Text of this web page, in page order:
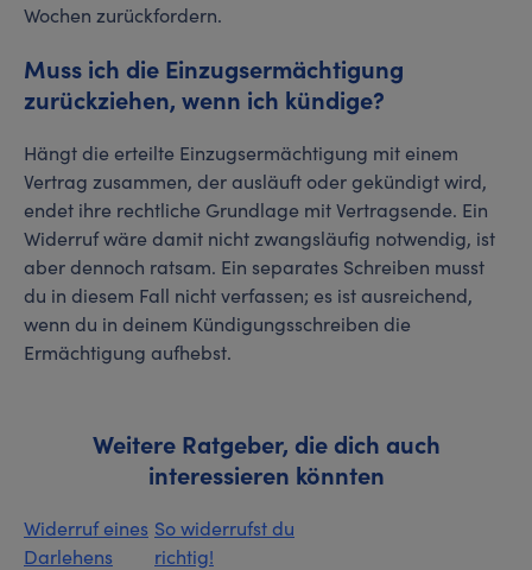
Wochen zurückfordern.
Muss ich die Einzugsermächtigung
zurückziehen, wenn ich kündige?
Hängt die erteilte Einzugsermächtigung mit einem
Vertrag zusammen, der ausläuft oder gekündigt wird,
endet ihre rechtliche Grundlage mit Vertragsende. Ein
Widerruf wäre damit nicht zwangsläufig notwendig, ist
aber dennoch ratsam. Ein separates Schreiben musst
du in diesem Fall nicht verfassen; es ist ausreichend,
wenn du in deinem Kündigungsschreiben die
Ermächtigung aufhebst.
Weitere Ratgeber, die dich auch
interessieren könnten
Widerruf eines
Darlehens
So widerrufst du
richtig!